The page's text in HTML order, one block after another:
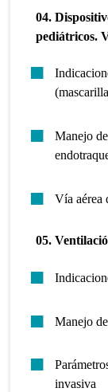
04.
pediátricos.
Manejo
Vía aérea
05.
Manejo
invasiva